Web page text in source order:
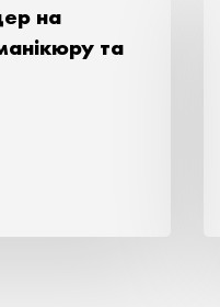
на
та